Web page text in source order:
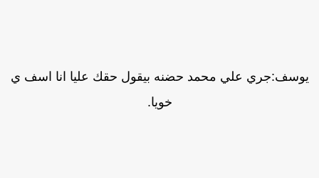
علي محمد حضنه بيقول حقك عليا انا اسف ي
خويا.